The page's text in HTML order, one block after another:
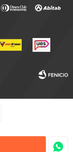
Fenicio